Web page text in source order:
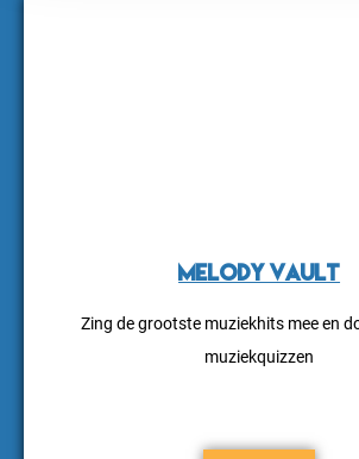
Melody Vault
Zing de grootste muziekhits mee en
muziekquizzen